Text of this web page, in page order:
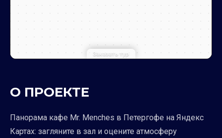
Заказать тур
О ПРОЕКТЕ
Панорама кафе Mr. Menches в Петергофе на Яндекс
Картах: загляните в зал и оцените атмосферу